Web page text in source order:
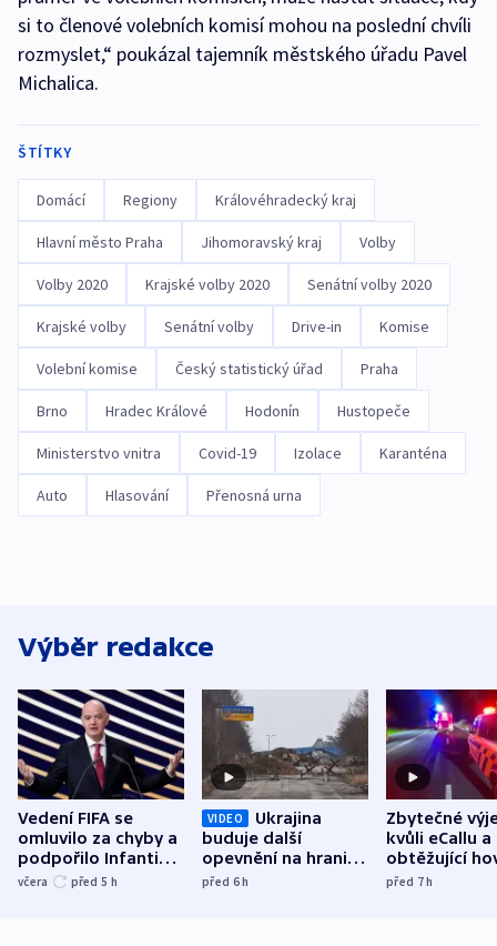
si to členové volebních komisí mohou na poslední chvíli
rozmyslet,“ poukázal tajemník městského úřadu Pavel
Michalica.
ŠTÍTKY
Domácí Regiony Královéhradecký kraj
Hlavní město Praha Jihomoravský kraj Volby
Volby 2020 Krajské volby 2020 Senátní volby 2020
Krajské volby Senátní volby Drive-in Komise
Volební komise Český statistický úřad Praha
Brno Hradec Králové Hodonín Hustopeče
Ministerstvo vnitra Covid-19 Izolace Karanténa
Auto Hlasování Přenosná urna
Výběr redakce
Vedení FIFA se
omluvilo za chyby a
podpořilo Infantina.
UEFA trvá na
včera před 5 h
VIDEO
Ukrajina
buduje další
opevnění na hranici
s Běloruskem
před 6h
Zbytečné
kvůli eCallu a
obtěžující
zdržují
před 7h